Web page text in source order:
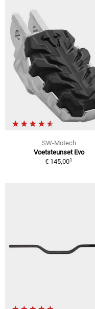
SW-Motech
Voetsteunset Evo
€ 145,001